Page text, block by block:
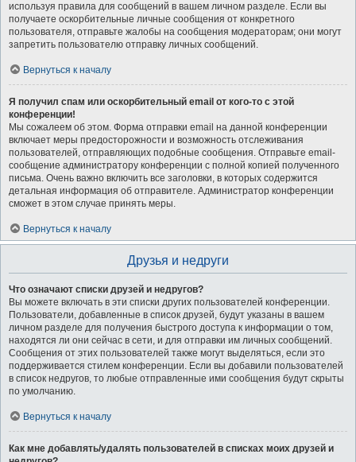
используя правила для сообщений в вашем личном разделе. Если вы
получаете оскорбительные личные сообщения от конкретного
пользователя, отправьте жалобы на сообщения модераторам; они могут
запретить пользователю отправку личных сообщений.
Вернуться к началу
Я получил спам или оскорбительный email от кого-то с этой
конференции!
Мы сожалеем об этом. Форма отправки email на данной конференции
включает меры предосторожности и возможность отслеживания
пользователей, отправляющих подобные сообщения. Отправьте email-
сообщение администратору конференции с полной копией полученного
письма. Очень важно включить все заголовки, в которых содержится
детальная информация об отправителе. Администратор конференции
сможет в этом случае принять меры.
Вернуться к началу
Друзья и недруги
Что означают списки друзей и недругов?
Вы можете включать в эти списки других пользователей конференции.
Пользователи, добавленные в список друзей, будут указаны в вашем
личном разделе для получения быстрого доступа к информации о том,
находятся ли они сейчас в сети, и для отправки им личных сообщений.
Сообщения от этих пользователей также могут выделяться, если это
поддерживается стилем конференции. Если вы добавили пользователей
в список недругов, то любые отправленные ими сообщения будут скрыты
по умолчанию.
Вернуться к началу
Как мне добавлять/удалять пользователей в списках моих друзей и